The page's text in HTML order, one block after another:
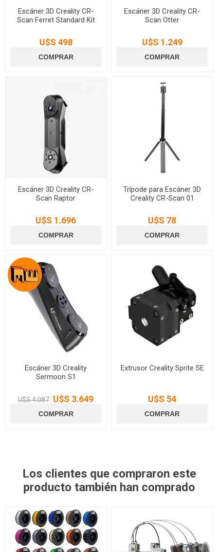
Escáner 3D Creality CR-
Scan Ferret Standard Kit
U$S 498
Escáner 3D Creality CR-
Scan Otter
U$S 1.249
Escáner 3D Creality CR-
Scan Raptor
U$S 1.696
Trípode para Escáner 3D
Creality CR-Scan 01
U$S 78
Escáner 3D Creality
Sermoon S1
U$S 4.087 U$S 3.649
Extrusor Creality Sprite SE
U$S 54
Los clientes que compraron este
producto también han comprado